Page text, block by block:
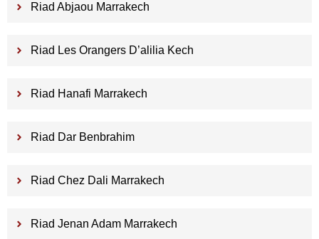
Riad Abjaou Marrakech
Riad Les Orangers D’alilia Kech
Riad Hanafi Marrakech
Riad Dar Benbrahim
Riad Chez Dali Marrakech
Riad Jenan Adam Marrakech